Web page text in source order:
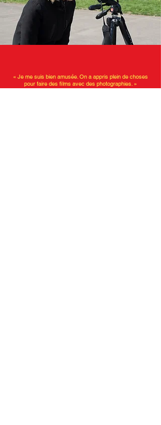
« Je me suis bien amusée. On a appris plein de choses
pour faire des films avec des photographies. »